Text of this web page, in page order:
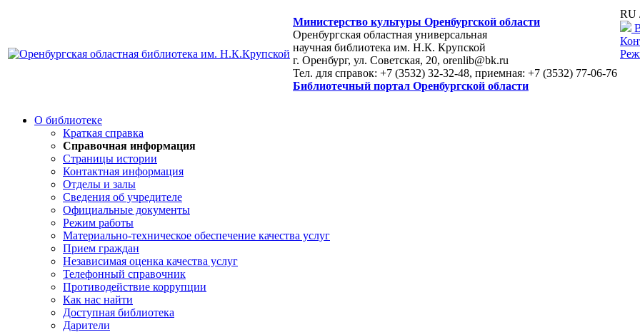
Министерство культуры Оренбургской области
Оренбургская областная универсальная
научная библиотека им. Н.К. Крупской
г. Оренбург, ул. Советская, 20, orenlib@bk.ru
Тел. для справок: +7 (3532) 32-32-48, приемная: +7 (3532) 77-06-76
Библиотечный портал Оренбургской области
RU
О библиотеке
Краткая справка
Справочная информация
Страницы истории
Контактная информация
Отделы и залы
Сведения об учредителе
Официальные документы
Режим работы
Материально-техническое обеспечение качества услуг
Прием граждан
Независимая оценка качества услуг
Телефонный справочник
Противодействие коррупции
Как нас найти
Доступная библиотека
Дарители